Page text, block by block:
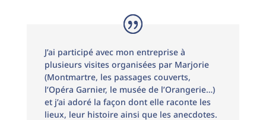
J’ai participé avec mon entreprise à
plusieurs visites organisées par Marjorie
(Montmartre, les passages couverts,
l’Opéra Garnier, le musée de l’Orangerie…)
et j’ai adoré la façon dont elle raconte les
lieux, leur histoire ainsi que les anecdotes.